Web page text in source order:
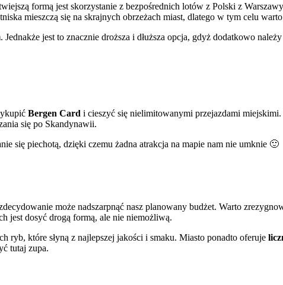
formą jest skorzystanie z bezpośrednich lotów z Polski z
mieszczą się na skrajnych obrzeżach miast, dlatego w tym celu
jest to znacznie droższa i dłuższa opcja, gdyż dodatkowo
Bergen Card i cieszyć się nielimitowanymi przejazdami miejskimi.
się po Skandynawii.
się piechotą, dzięki czemu żadna atrakcja na mapie nam nie umknie 🙂
może nadszarpnąć nasz planowany budżet. Warto
jest dosyć drogą formą, ale nie niemożliwą.
ryb, które słyną z najlepszej jakości i smaku. Miasto ponadto oferuje
tutaj zupa.